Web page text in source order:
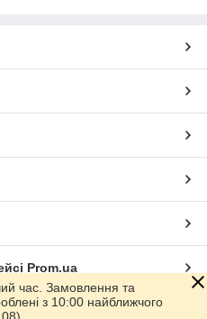
Prom.ua
час. Замовлення та
з 10:00 найближчого